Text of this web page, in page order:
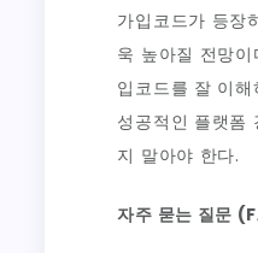
가입코드가 등장
욱 높아질 전망
입코드를 잘 이
성공적인 플랫폼
지 말아야 한다.
자주 묻는 질문